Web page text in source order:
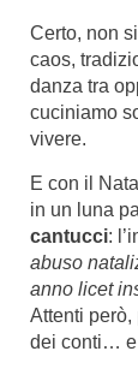
Certo, non
caos,
danza tra
cuciniamo
vivere.
E con il
in un luna
cantucci:
abuso
anno licet
Attenti però,
dei conti… e